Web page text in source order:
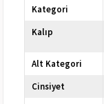
Kategori
Kalıp
Alt Kategori
Cinsiyet